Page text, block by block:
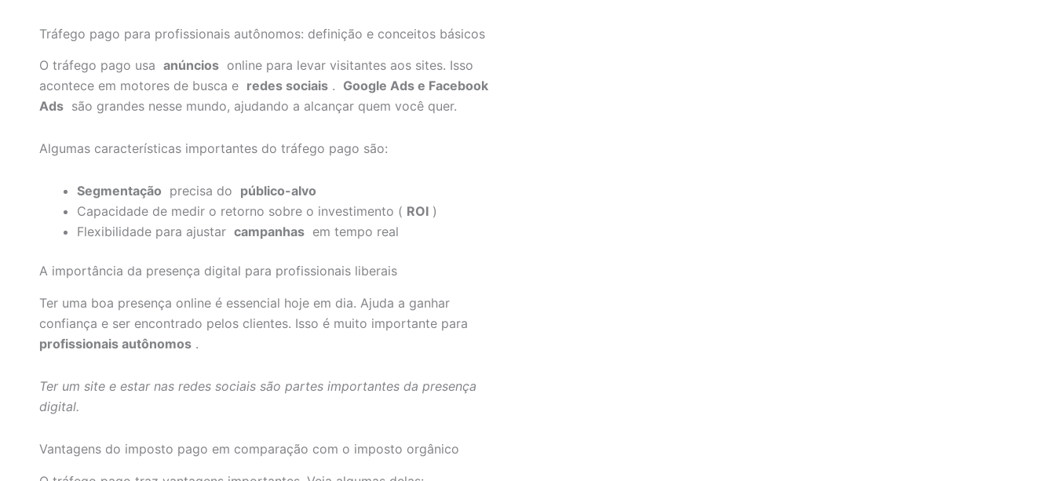
Tráfego pago para profissionais autônomos: definição e conceitos básicos
O tráfego pago usa anúncios online para levar visitantes aos sites. Isso
acontece em motores de busca e redes sociais . Google Ads e Facebook
Ads são grandes nesse mundo, ajudando a alcançar quem você quer.
Algumas características importantes do tráfego pago são:
Segmentação precisa do público-alvo
Capacidade de medir o retorno sobre o investimento ( ROI )
Flexibilidade para ajustar campanhas em tempo real
A importância da presença digital para profissionais liberais
Ter uma boa presença online é essencial hoje em dia. Ajuda a ganhar
confiança e ser encontrado pelos clientes. Isso é muito importante para
profissionais autônomos .
Ter um site e estar nas redes sociais são partes importantes da presença
digital.
Vantagens do imposto pago em comparação com o imposto orgânico